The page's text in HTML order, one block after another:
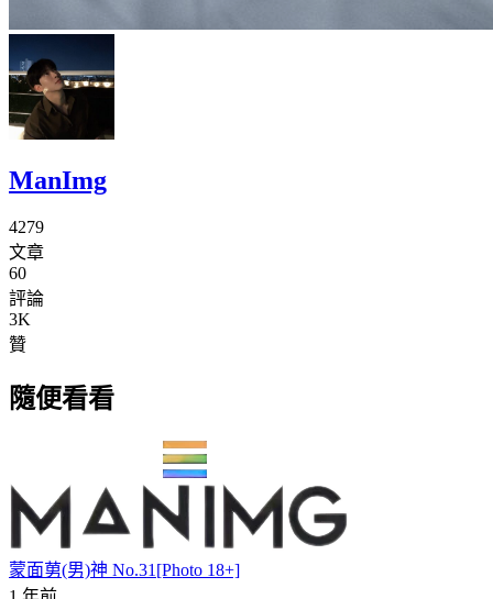
ManImg
4279
文章
60
評論
3K
贊
隨便看看
蒙面莮(男)神 No.31[Photo 18+]